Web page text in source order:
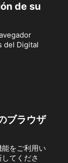
de su
del Digital
ブラウザ
をご利用い
てくださ